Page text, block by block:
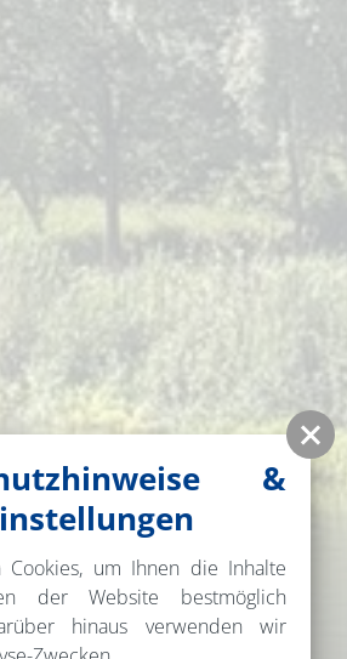
&
Cookies, um Ihnen die Inhalte
der Website bestmöglich
hinaus verwenden wir